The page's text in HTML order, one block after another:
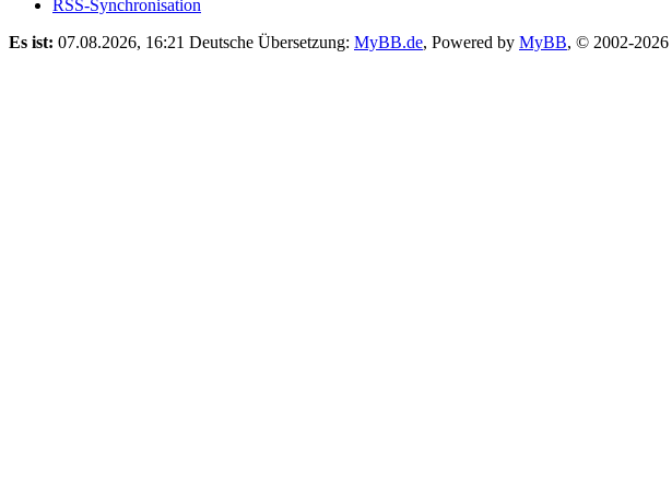
RSS-Synchronisation
Es ist: 07.08.2026, 16:21 Deutsche Übersetzung: MyBB.de, Powered by MyBB, © 2002-2026